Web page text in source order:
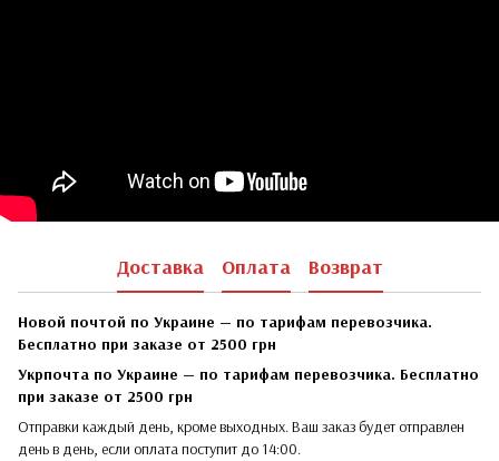
Доставка Оплата Возврат
Новой почтой по Украине — по тарифам перевозчика.
Бесплатно при заказе от 2500 грн
Укрпочта по Украине — по тарифам перевозчика. Бесплатно
при заказе от 2500 грн
Отправки каждый день, кроме выходных. Ваш заказ будет отправлен
день в день, если оплата поступит до 14:00.